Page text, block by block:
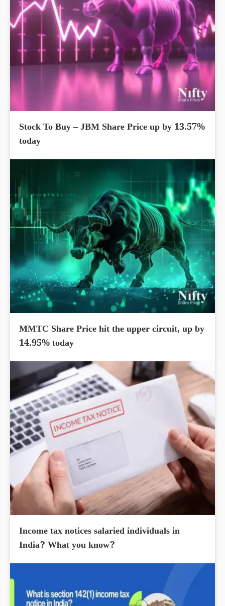
Stock To Buy – JBM Share Price up by 13.57%
today
MMTC Share Price hit the upper circuit, up by
14.95% today
Income tax notices salaried individuals in
India? What you know?